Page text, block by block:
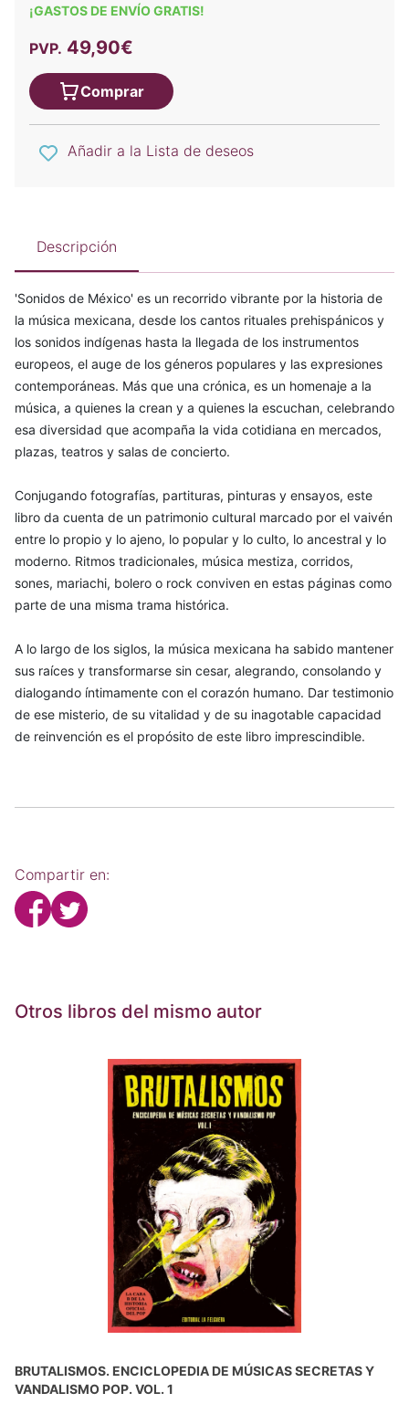
¡GASTOS DE ENVÍO GRATIS!
PVP. 49,90€
Comprar
Añadir a la Lista de deseos
Descripción
'Sonidos de México' es un recorrido vibrante por la historia de
la música mexicana, desde los cantos rituales prehispánicos y
los sonidos indígenas hasta la llegada de los instrumentos
europeos, el auge de los géneros populares y las expresiones
contemporáneas. Más que una crónica, es un homenaje a la
música, a quienes la crean y a quienes la escuchan, celebrando
esa diversidad que acompaña la vida cotidiana en mercados,
plazas, teatros y salas de concierto.
Conjugando fotografías, partituras, pinturas y ensayos, este
libro da cuenta de un patrimonio cultural marcado por el vaivén
entre lo propio y lo ajeno, lo popular y lo culto, lo ancestral y lo
moderno. Ritmos tradicionales, música mestiza, corridos,
sones, mariachi, bolero o rock conviven en estas páginas como
parte de una misma trama histórica.
A lo largo de los siglos, la música mexicana ha sabido mantener
sus raíces y transformarse sin cesar, alegrando, consolando y
dialogando íntimamente con el corazón humano. Dar testimonio
de ese misterio, de su vitalidad y de su inagotable capacidad
de reinvención es el propósito de este libro imprescindible.
Compartir en:
Otros libros del mismo autor
BRUTALISMOS. ENCICLOPEDIA DE MÚSICAS SECRETAS Y
VANDALISMO POP. VOL. 1